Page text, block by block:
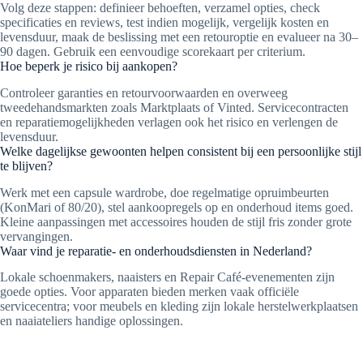
Volg deze stappen: definieer behoeften, verzamel opties, check
specificaties en reviews, test indien mogelijk, vergelijk kosten en
levensduur, maak de beslissing met een retouroptie en evalueer na 30–
90 dagen. Gebruik een eenvoudige scorekaart per criterium.
Hoe beperk je risico bij aankopen?
Controleer garanties en retourvoorwaarden en overweeg
tweedehandsmarkten zoals Marktplaats of Vinted. Servicecontracten
en reparatiemogelijkheden verlagen ook het risico en verlengen de
levensduur.
Welke dagelijkse gewoonten helpen consistent bij een persoonlijke stijl
te blijven?
Werk met een capsule wardrobe, doe regelmatige opruimbeurten
(KonMari of 80/20), stel aankoopregels op en onderhoud items goed.
Kleine aanpassingen met accessoires houden de stijl fris zonder grote
vervangingen.
Waar vind je reparatie- en onderhoudsdiensten in Nederland?
Lokale schoenmakers, naaisters en Repair Café-evenementen zijn
goede opties. Voor apparaten bieden merken vaak officiële
servicecentra; voor meubels en kleding zijn lokale herstelwerkplaatsen
en naaiateliers handige oplossingen.